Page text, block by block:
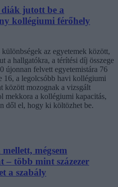
jutott be a
kollégiumi férőhely
az egyetemek között,
a hallgatókra, a térítési díj összege
újonnan felvett egyetemistára 76
16, a legolcsóbb havi kollégiumi
között mozognak a vizsgált
mekkora a kollégiumi kapacitás,
dől el, hogy ki költözhet be.
mégsem
több mint százezer
a szabály